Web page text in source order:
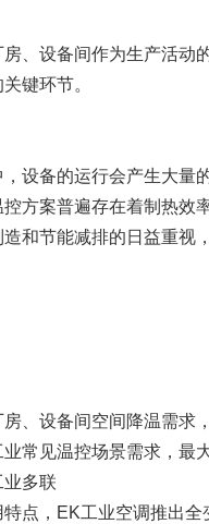
、设备间作为生产活动
键环节。
设备的运行会产生大量
方案普遍存在着制热效
造和节能减排的日益重视
、设备间空间降温需求
常见温控场景需求，最
多联
点，EK工业空调推出